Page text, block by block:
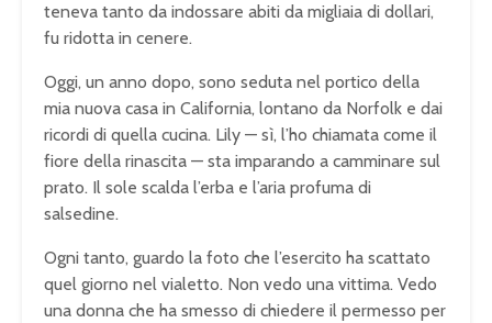
teneva tanto da indossare abiti da migliaia di dollari,
fu ridotta in cenere.
Oggi, un anno dopo, sono seduta nel portico della
mia nuova casa in California, lontano da Norfolk e dai
ricordi di quella cucina. Lily — sì, l’ho chiamata come il
fiore della rinascita — sta imparando a camminare sul
prato. Il sole scalda l’erba e l’aria profuma di
salsedine.
Ogni tanto, guardo la foto che l’esercito ha scattato
quel giorno nel vialetto. Non vedo una vittima. Vedo
una donna che ha smesso di chiedere il permesso per